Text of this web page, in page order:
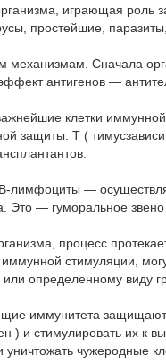
играющая роль
простейшие,
механизмам. Сначала
антигенов —
клетки
защиты: Т (
лимфоциты —
Это — гуморальное
процесс
стимуляции,
определенному виду
иммунитета
) и стимулировать их к
уничтожать чужеродные